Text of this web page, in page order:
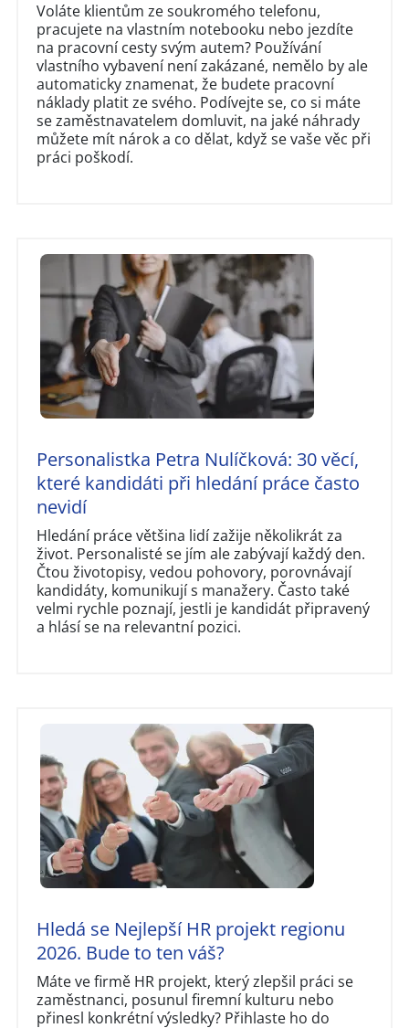
Voláte klientům ze soukromého telefonu,
pracujete na vlastním notebooku nebo jezdíte
na pracovní cesty svým autem? Používání
vlastního vybavení není zakázané, nemělo by ale
automaticky znamenat, že budete pracovní
náklady platit ze svého. Podívejte se, co si máte
se zaměstnavatelem domluvit, na jaké náhrady
můžete mít nárok a co dělat, když se vaše věc při
práci poškodí.
Personalistka Petra Nulíčková: 30 věcí,
které kandidáti při hledání práce často
nevidí
Hledání práce většina lidí zažije několikrát za
život. Personalisté se jím ale zabývají každý den.
Čtou životopisy, vedou pohovory, porovnávají
kandidáty, komunikují s manažery. Často také
velmi rychle poznají, jestli je kandidát připravený
a hlásí se na relevantní pozici.
Hledá se Nejlepší HR projekt regionu
2026. Bude to ten váš?
Máte ve firmě HR projekt, který zlepšil práci se
zaměstnanci, posunul firemní kulturu nebo
přinesl konkrétní výsledky? Přihlaste ho do